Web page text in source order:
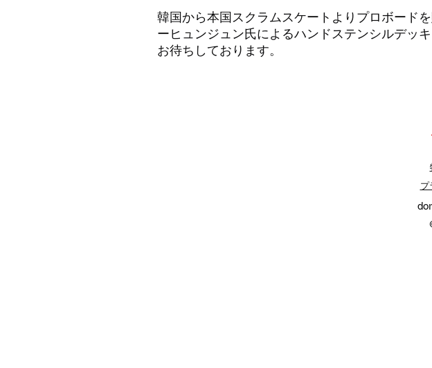
韓国から本国スクラムスケートよりプロボード
ーヒュンジュン氏によるハンドステンシルデッ
お待ちしております。
プ